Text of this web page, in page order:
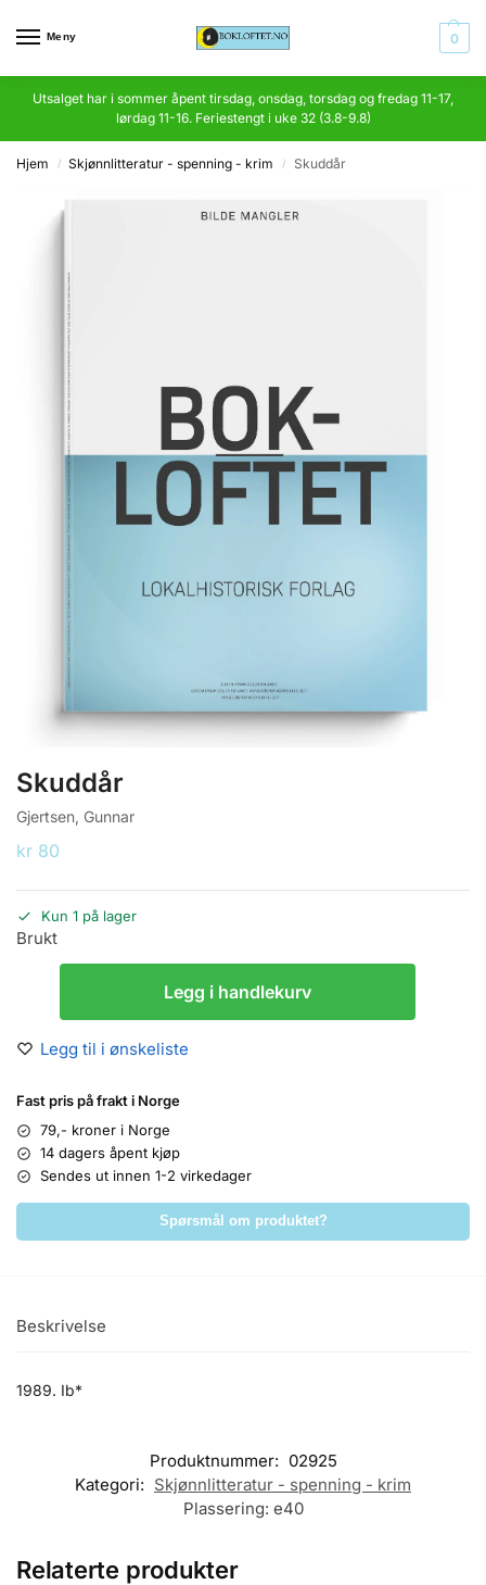
Meny 0
Utsalget har i sommer åpent tirsdag, onsdag, torsdag og fredag 11-17,
lørdag 11-16. Feriestengt i uke 32 (3.8-9.8)
Hjem / Skjønnlitteratur - spenning - krim / Skuddår
Skuddår
Gjertsen, Gunnar
kr 80
Kun 1 på lager
Brukt
Legg i handlekurv
Legg til i ønskeliste
Fast pris på frakt i Norge
79,- kroner i Norge
14 dagers åpent kjøp
Sendes ut innen 1-2 virkedager
Spørsmål om produktet?
Beskrivelse
1989. Ib*
Produktnummer: 02925
Kategori: Skjønnlitteratur - spenning - krim
Plassering: e40
Relaterte produkter